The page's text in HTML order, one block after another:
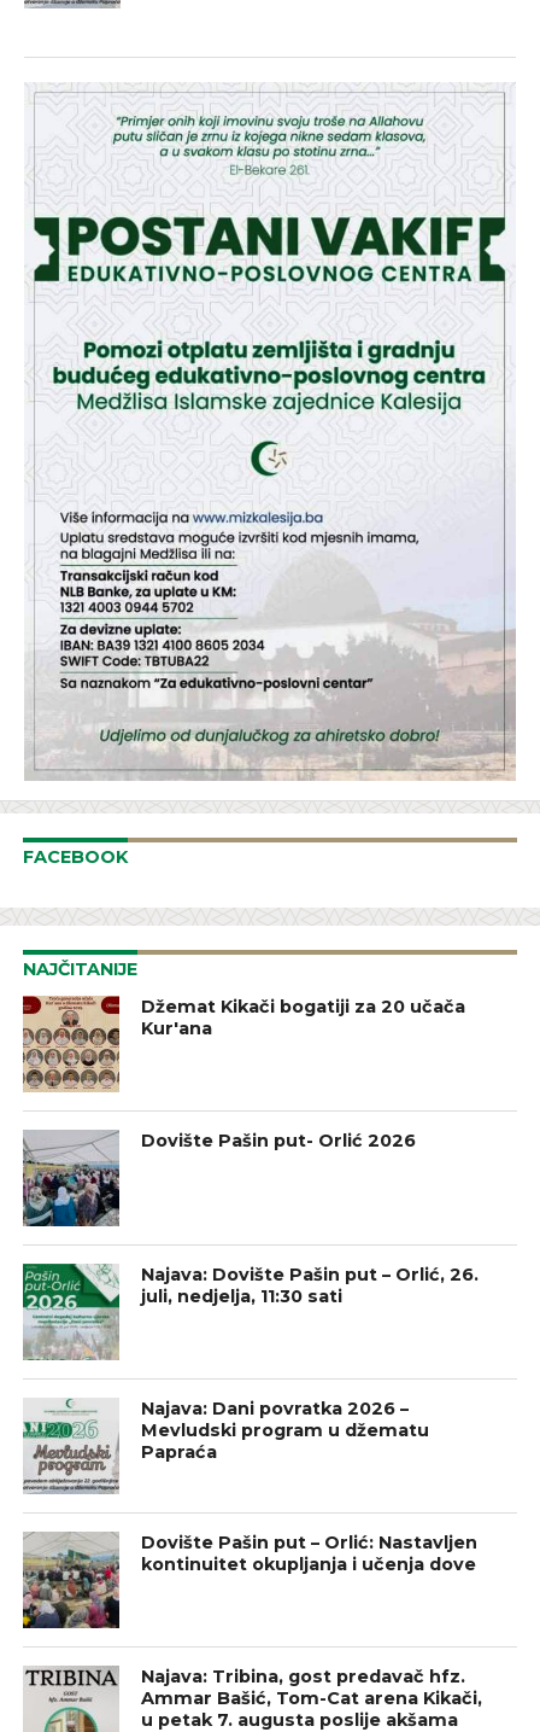
FACEBOOK
NAJČITANIJE
Džemat Kikači bogatiji za 20 učača
Kur'ana
Dovište Pašin put- Orlić 2026
Najava: Dovište Pašin put – Orlić, 26.
juli, nedjelja, 11:30 sati
Najava: Dani povratka 2026 –
Mevludski program u džematu
Papraća
Dovište Pašin put – Orlić: Nastavljen
kontinuitet okupljanja i učenja dove
Najava: Tribina, gost predavač hfz.
Ammar Bašić, Tom-Cat arena Kikači,
u petak 7. augusta poslije akšama